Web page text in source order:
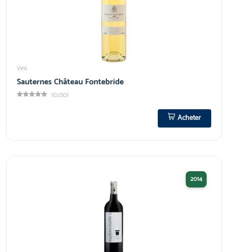
Vins
Sauternes Château Fontebride
(0,00)
Acheter
2014